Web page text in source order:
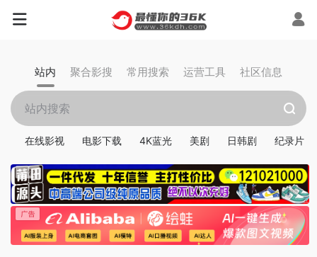
站内 聚合影搜 常用搜索 运营工具 社区信息
在线影视 电影下载 4K蓝光 美剧 日韩剧 纪录片